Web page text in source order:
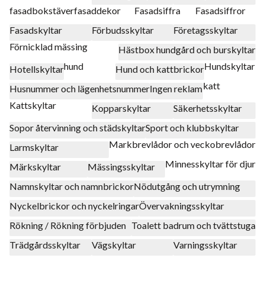
fasadbokstäverfasaddekor Fasadsiffra
Fasadsiffror
Fasadskyltar
Förbudsskyltar
Företagsskyltar
Förnicklad mässing
Hästbox hundgård och burskyltar
Hotellskyltarhund Hund och kattbrickorHundskyltar
Husnummer och lägenhetsnummerIngen reklamkatt
Kattskyltar
Kopparskyltar
Säkerhetsskyltar
Sopor återvinning och städskyltarSport och klubbskyltar
Larmskyltar
Markbrevlådor och veckobrevlådor
Märkskyltar
Mässingsskyltar
Minnesskyltar för djur
Namnskyltar och namnbrickorNödutgång och utrymning
Nyckelbrickor och nyckelringarÖvervakningsskyltar
Rökning / Rökning förbjuden Toalett badrum och tvättstuga
Trädgårdsskyltar
Vägskyltar Varningsskyltar